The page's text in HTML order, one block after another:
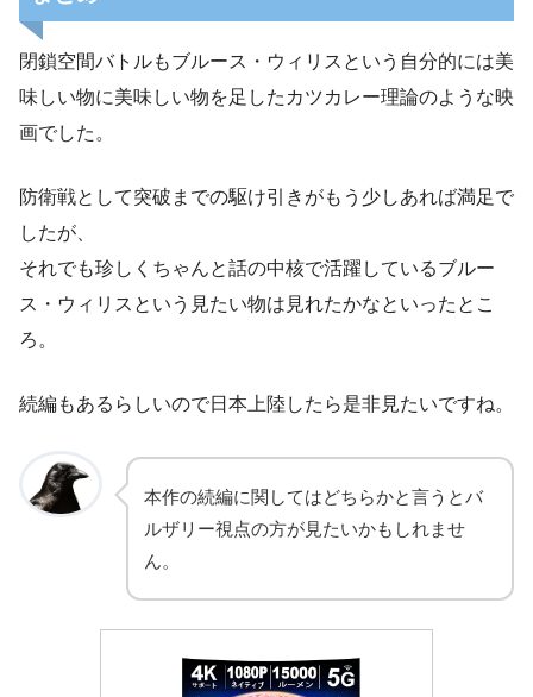
閉鎖空間バトルもブルース・ウィリスという自分的には美
味しい物に美味しい物を足したカツカレー理論のような映
画でした。
防衛戦として突破までの駆け引きがもう少しあれば満足で
したが、
それでも珍しくちゃんと話の中核で活躍しているブルー
ス・ウィリスという見たい物は見れたかなといったとこ
ろ。
続編もあるらしいので日本上陸したら是非見たいですね。
本作の続編に関してはどちらかと言うとバ
ルザリー視点の方が見たいかもしれませ
ん。